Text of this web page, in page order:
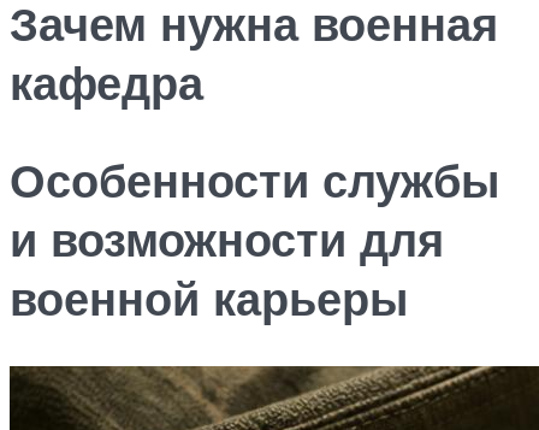
Зачем нужна военная
кафедра
Особенности службы
и возможности для
военной карьеры